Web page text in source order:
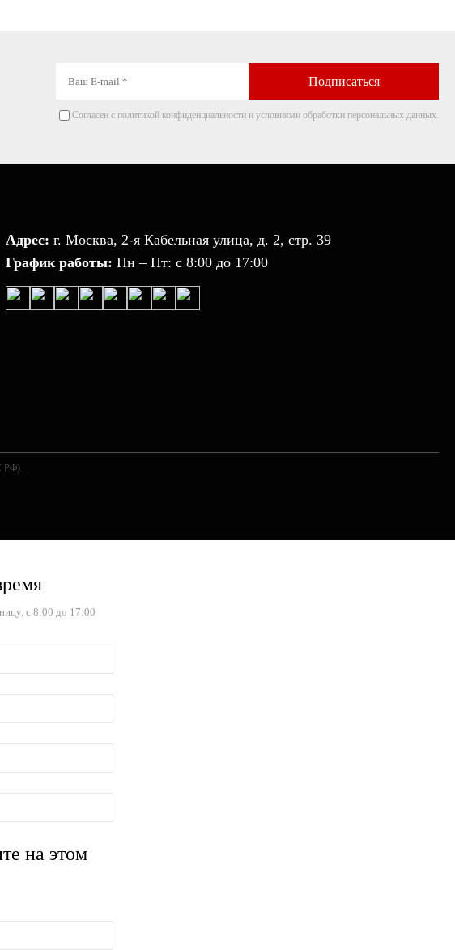
Согласен с политикой конфиденциальности и условиями обработки персональных данных.
Адрес: г. Москва, 2-я Кабельная улица, д. 2, стр. 39
График работы: Пн – Пт: с 8:00 до 17:00
РФ).
с 8:00 до 17:00
на этом